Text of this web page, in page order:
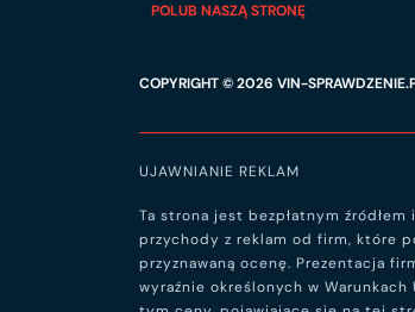
POLUB NASZĄ STRONĘ
COPYRIGHT © 2026 VIN-
UJAWNIANIE REKLAM
Ta strona jest bezpłatnym
przychody z reklam od firm, które
przyznawaną ocenę. Prezentacja
wyraźnie określonych w